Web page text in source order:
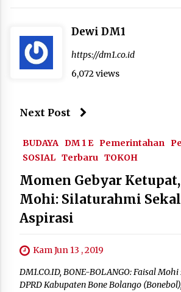
Dewi DM1
https://dm1.co.id
6,072 views
Next Post
BUDAYA DM 1 E Pemerintahan
SOSIAL Terbaru TOKOH
Momen Gebyar
Mohi: Silaturahmi
Aspirasi
Kam Jun 13 , 2019
DM1.CO.ID, BONE-BOLANGO: Faisal
DPRD Kabupaten Bone Bolango